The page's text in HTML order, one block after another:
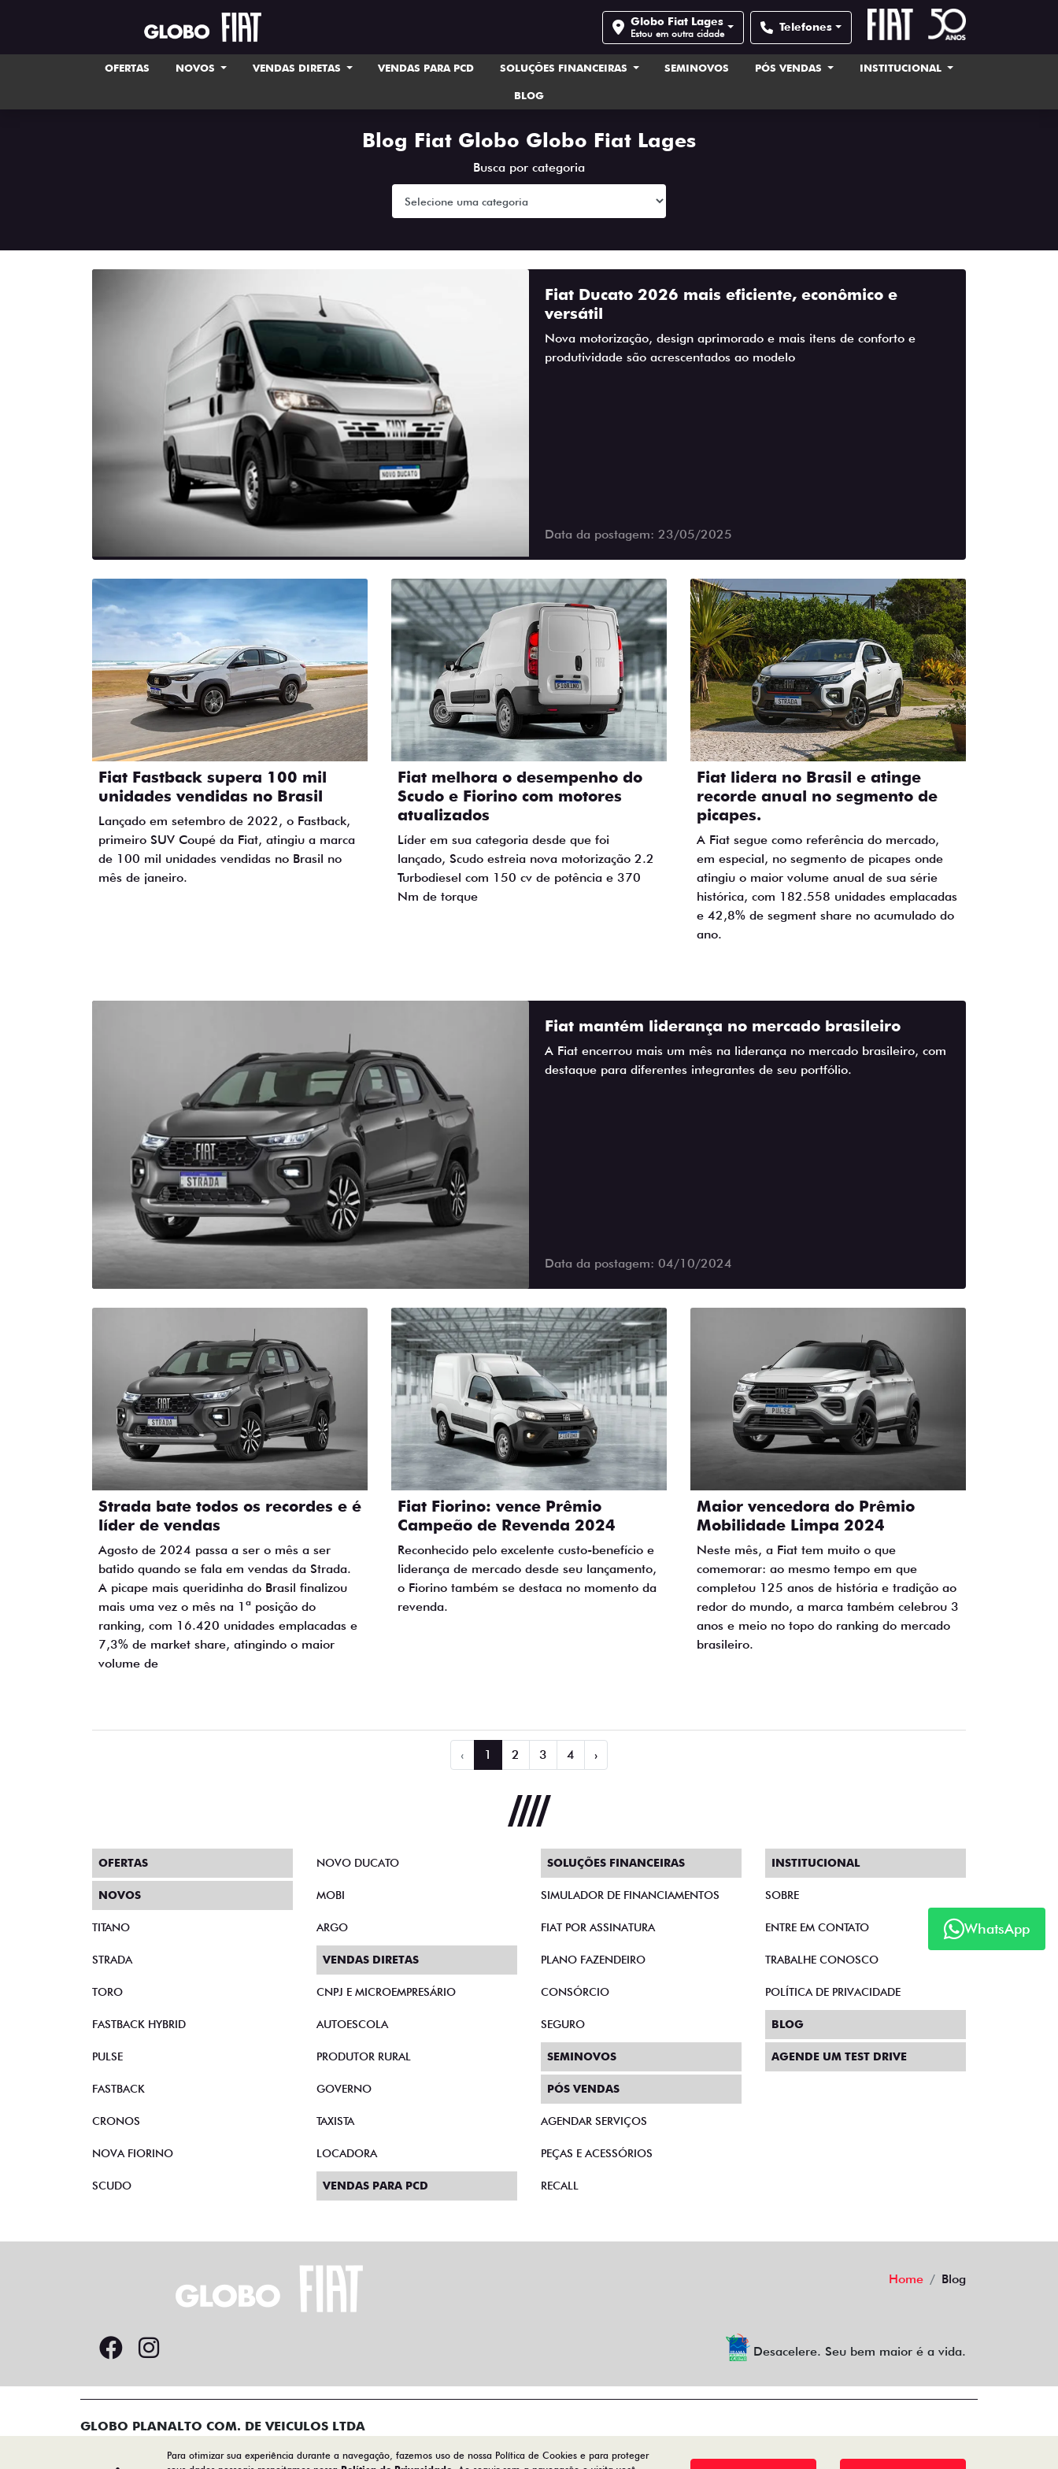
Globo Fiat Lages
Estou em outra cidade Telefones
OFERTAS NOVOS VENDAS DIRETAS VENDAS PARA PCD SOLUÇÕES FINANCEIRAS SEMINOVOS PÓS VENDAS INSTITUCIONAL
BLOG
Blog Fiat Globo Globo Fiat Lages
Busca por categoria
Fiat Ducato 2026 mais eficiente, econômico e
versátil
Nova motorização, design aprimorado e mais itens de conforto e
produtividade são acrescentados ao modelo
Data da postagem: 23/05/2025
Fiat Fastback supera 100 mil
unidades vendidas no Brasil
Lançado em setembro de 2022, o Fastback,
primeiro SUV Coupé da Fiat, atingiu a marca
de 100 mil unidades vendidas no Brasil no
mês de janeiro.
Fiat melhora o desempenho do
Scudo e Fiorino com motores
atualizados
Líder em sua categoria desde que foi
lançado, Scudo estreia nova motorização 2.2
Turbodiesel com 150 cv de potência e 370
Nm de torque
Fiat lidera no Brasil e atinge
recorde anual no segmento de
picapes.
A Fiat segue como referência do mercado,
em especial, no segmento de picapes onde
atingiu o maior volume anual de sua série
histórica, com 182.558 unidades emplacadas
e 42,8% de segment share no acumulado do
ano.
Fiat mantém liderança no mercado brasileiro
A Fiat encerrou mais um mês na liderança no mercado brasileiro, com
destaque para diferentes integrantes de seu portfólio.
Data da postagem: 04/10/2024
Strada bate todos os recordes e é
líder de vendas
Agosto de 2024 passa a ser o mês a ser
batido quando se fala em vendas da Strada.
A picape mais queridinha do Brasil finalizou
mais uma vez o mês na 1ª posição do
ranking, com 16.420 unidades emplacadas e
7,3% de market share, atingindo o maior
volume de
Fiat Fiorino: vence Prêmio
Campeão de Revenda 2024
Reconhecido pelo excelente custo-benefício e
liderança de mercado desde seu lançamento,
o Fiorino também se destaca no momento da
revenda.
Maior vencedora do Prêmio
Mobilidade Limpa 2024
Neste mês, a Fiat tem muito o que
comemorar: ao mesmo tempo em que
completou 125 anos de história e tradição ao
redor do mundo, a marca também celebrou 3
anos e meio no topo do ranking do mercado
brasileiro.
‹ 1 2 3 4 ›
WhatsApp
OFERTAS
NOVOS
TITANO
STRADA
TORO
FASTBACK HYBRID
PULSE
FASTBACK
CRONOS
NOVA FIORINO
SCUDO
NOVO DUCATO
MOBI
ARGO
VENDAS DIRETAS
CNPJ E MICROEMPRESÁRIO
AUTOESCOLA
PRODUTOR RURAL
GOVERNO
TAXISTA
LOCADORA
VENDAS PARA PCD
SOLUÇÕES FINANCEIRAS
SIMULADOR DE FINANCIAMENTOS
FIAT POR ASSINATURA
PLANO FAZENDEIRO
CONSÓRCIO
SEGURO
SEMINOVOS
PÓS VENDAS
AGENDAR SERVIÇOS
PEÇAS E ACESSÓRIOS
RECALL
INSTITUCIONAL
SOBRE
ENTRE EM CONTATO
TRABALHE CONOSCO
POLÍTICA DE PRIVACIDADE
BLOG
AGENDE UM TEST DRIVE
Home Blog
Desacelere. Seu bem maior é a vida.
GLOBO PLANALTO COM. DE VEICULOS LTDA
Para otimizar sua experiência durante a navegação, fazemos uso de nossa Política de Cookies e para proteger